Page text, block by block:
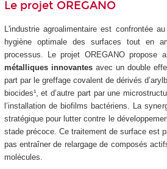
Le projet OREGANO
L'industrie agroalimentaire est confrontée
hygiène optimale des surfaces tout en
processus. Le projet OREGANO propose
métalliques innovantesavec un double
part par le greffage covalent de dérivés
biocides¹, et d’autre part par une
l’installation de biofilms bactériens. La
stratégique pour lutter contre le
stade précoce. Ce traitement de surface est
pas entraîner de relargage de composés
molécules.